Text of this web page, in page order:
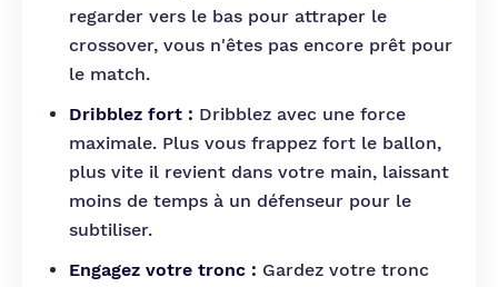
regarder vers le bas pour attraper le
crossover, vous n'êtes pas encore prêt pour
le match.
Dribblez fort : Dribblez avec une force
maximale. Plus vous frappez fort le ballon,
plus vite il revient dans votre main, laissant
moins de temps à un défenseur pour le
subtiliser.
Engagez votre tronc : Gardez votre tronc